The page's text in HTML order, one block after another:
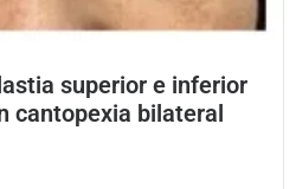
superior e inferior
cantopexia bilateral